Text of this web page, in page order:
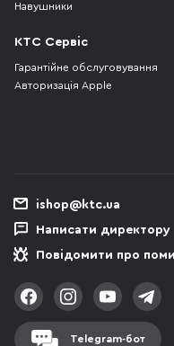
Навушники
КТС Сервіс
Гарантійне обслуговування
Авторизація Apple
ishop@ktc.ua
Написати директору
Повідомити про
Telegram-бот